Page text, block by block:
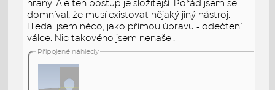
hrany. Ale ten postup je složitejší. Pořád jsem se
domníval, že musí existovat nějaký jiný nástroj.
Hledal jsem něco, jako přímou úpravu - odečtení
válce. Nic takového jsem nenašel.
Připojené náhledy